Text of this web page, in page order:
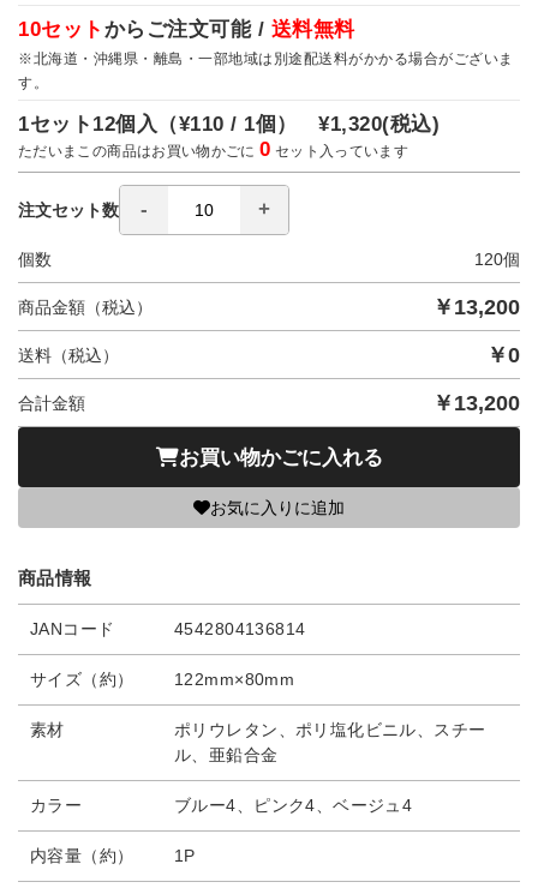
10セット からご注文可能 / 送料無料
※北海道・沖縄県・離島・一部地域は別途配送料がかかる場合がございま
す。
1セット12個入（¥110 / 1個）¥1,320(税込)
ただいまこの商品はお買い物かごに0 セット入っています
注文セット数
個数 120個
商品金額（税込） ￥ 13,200
送料（税込） ￥0
合計金額 ￥ 13,200
お買い物かごに入れる
お気に入りに追加
商品情報
JANコード 4542804136814
サイズ（約） 122mm×80mm
素材
ポリウレタン、ポリ塩化ビニル、スチー
ル、亜鉛合金
カラー ブルー4、ピンク4、ベージュ4
内容量（約） 1P